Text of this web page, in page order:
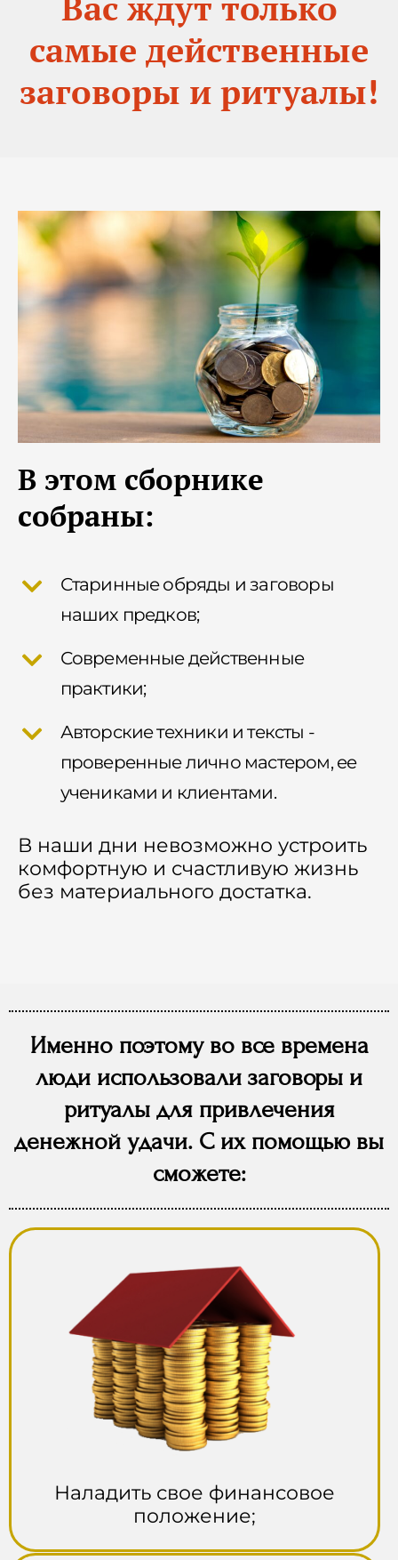
самые действенные
заговоры и ритуалы!
В этом сборнике
собраны:
Старинные обряды и заговоры
наших предков;
Современные действенные
практики;
Авторские техники и тексты -
проверенные лично мастером, ее
учениками и клиентами.
В наши дни невозможно устроить
комфортную и счастливую жизнь
без материального достатка.
Именно поэтому во все времена
люди использовали заговоры и
ритуалы для привлечения
денежной удачи. С их помощью вы
сможете:
Наладить свое финансовое
положение;